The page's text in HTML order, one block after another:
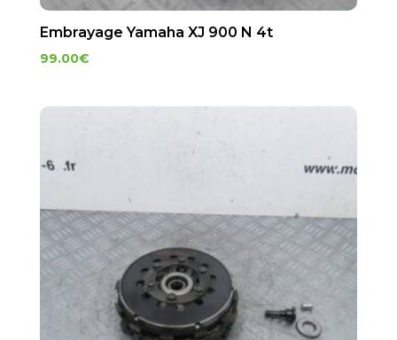
Embrayage Yamaha XJ 900 N 4t
99.00€